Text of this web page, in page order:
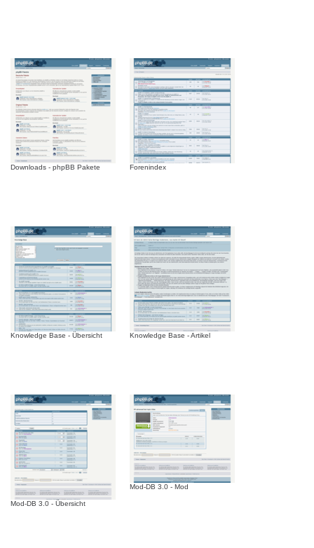
Downloads - phpBB Pakete Forenindex
Knowledge Base - Übersicht Knowledge Base - Artikel
Mod-DB 3.0 - Übersicht
Mod-DB 3.0 - Mod